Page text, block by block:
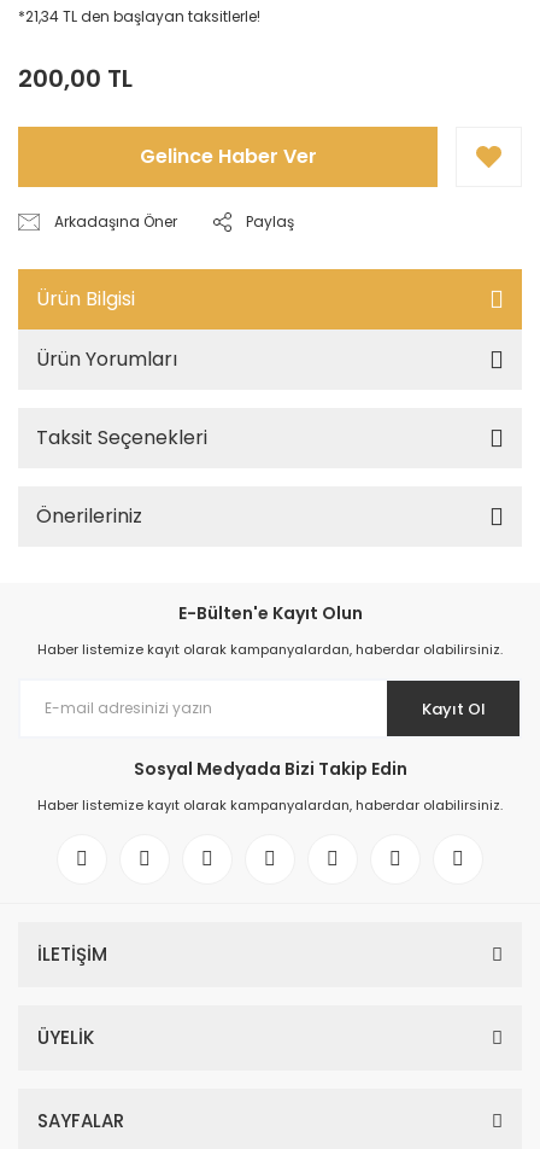
*21,34 TL den başlayan taksitlerle!
200,00 TL
Gelince Haber Ver
Arkadaşına Öner Paylaş
Ürün Bilgisi
Ürün Yorumları
Taksit Seçenekleri
Önerileriniz
E-Bülten'e Kayıt Olun
Haber listemize kayıt olarak kampanyalardan, haberdar olabilirsiniz.
Kayıt Ol
Sosyal Medyada Bizi Takip Edin
Haber listemize kayıt olarak kampanyalardan, haberdar olabilirsiniz.
İLETİŞİM
ÜYELİK
SAYFALAR